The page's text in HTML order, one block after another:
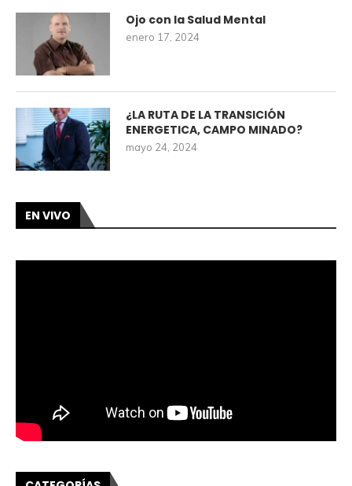
Ojo con la Salud Mental
enero 17, 2024
¿LA RUTA DE LA TRANSICIÓN
ENERGETICA, CAMPO MINADO?
mayo 24, 2024
EN VIVO